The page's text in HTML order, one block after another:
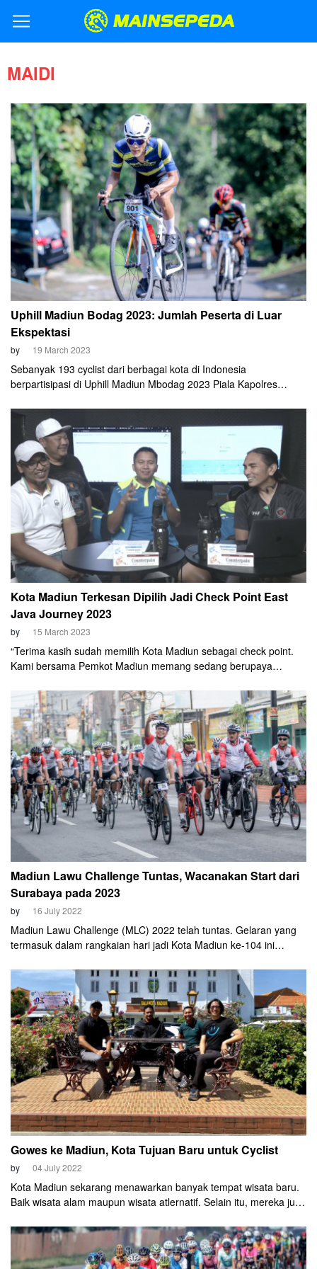
MAIDI
Uphill Madiun Bodag 2023: Jumlah Peserta di Luar
Ekspektasi
by 19 March 2023
Sebanyak 193 cyclist dari berbagai kota di Indonesia
berpartisipasi di Uphill Madiun Mbodag 2023 Piala Kapolres
Kota Madiun Terkesan Dipilih Jadi Check Point East
Java Journey 2023
by 15 March 2023
“Terima kasih sudah memilih Kota Madiun sebagai check point.
Kami bersama Pemkot Madiun memang sedang berupaya
siapkan jalur sepeda, penerangan jalan yang mumpuni dan
trotoar yang lebar,” ujar Faizal Rachman Ketua ISSI Kota Madiun.
Madiun Lawu Challenge Tuntas, Wacanakan Start dari
Surabaya pada 2023
by 16 July 2022
Madiun Lawu Challenge (MLC) 2022 telah tuntas. Gelaran yang
termasuk dalam rangkaian hari jadi Kota Madiun ke-104 ini
Gowes ke Madiun, Kota Tujuan Baru untuk Cyclist
by 04 July 2022
Kota Madiun sekarang menawarkan banyak tempat wisata baru.
Baik wisata alam maupun wisata atlernatif. Selain itu, mereka juga